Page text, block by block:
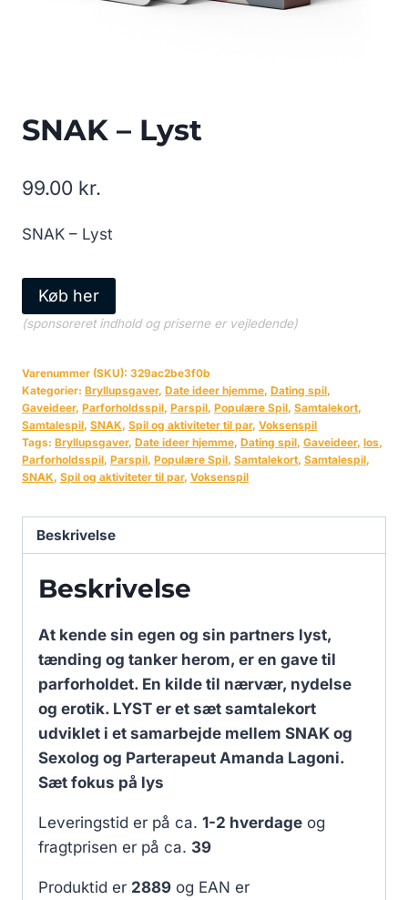
SNAK – Lyst
99.00 kr.
SNAK – Lyst
Køb her
(sponsoreret indhold og priserne er vejledende)
Varenummer (SKU): 329ac2be3f0b
Kategorier: Bryllupsgaver, Date ideer hjemme, Dating spil,
Gaveideer, Parforholdsspil, Parspil, Populære Spil, Samtalekort,
Samtalespil, SNAK, Spil og aktiviteter til par, Voksenspil
Tags: Bryllupsgaver, Date ideer hjemme, Dating spil, Gaveideer, los,
Parforholdsspil, Parspil, Populære Spil, Samtalekort, Samtalespil,
SNAK, Spil og aktiviteter til par, Voksenspil
Beskrivelse
Beskrivelse
At kende sin egen og sin partners lyst,
tænding og tanker herom, er en gave til
parforholdet. En kilde til nærvær, nydelse
og erotik. LYST er et sæt samtalekort
udviklet i et samarbejde mellem SNAK og
Sexolog og Parterapeut Amanda Lagoni.
Sæt fokus på lys
Leveringstid er på ca. 1-2 hverdage og
fragtprisen er på ca. 39
Produktid er 2889 og EAN er